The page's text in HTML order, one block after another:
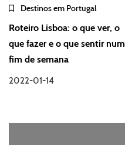
Destinos em Portugal
Roteiro Lisboa: o que ver, o
que fazer e o que sentir num
fim de semana
2022-01-14